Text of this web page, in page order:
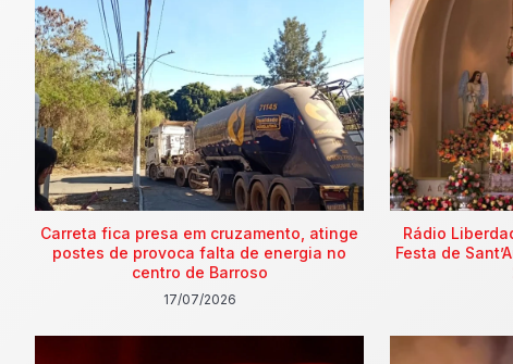
Carreta fica presa em cruzamento, atinge
postes de provoca falta de energia no
centro de Barroso
17/07/2026
Rádio
Festa de